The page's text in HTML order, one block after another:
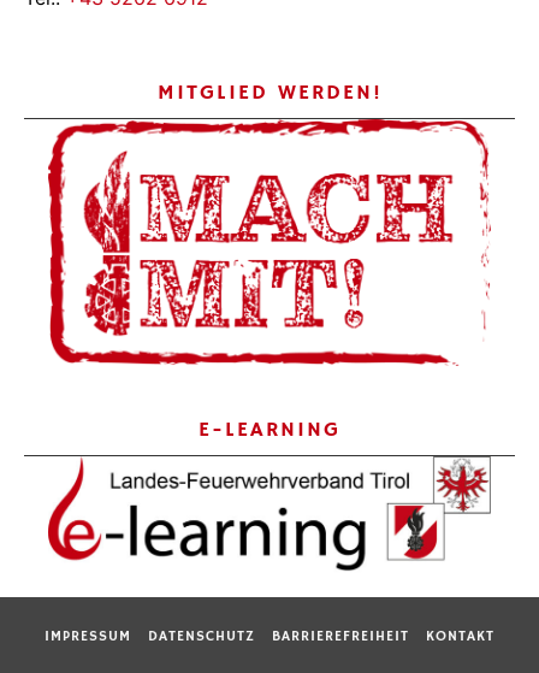
MITGLIED WERDEN!
E-LEARNING
IMPRESSUM DATENSCHUTZ BARRIEREFREIHEIT KONTAKT